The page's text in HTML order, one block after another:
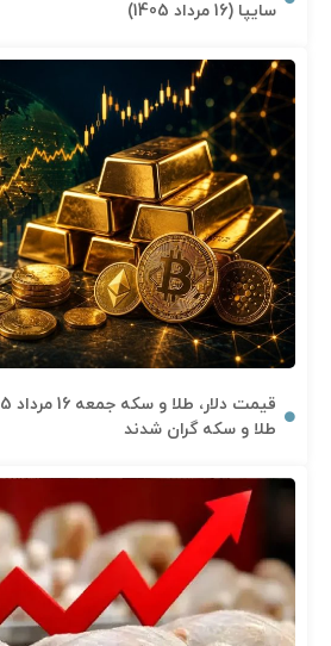
سایپا (16 مرداد 1405)
طلا و سکه گران شدند